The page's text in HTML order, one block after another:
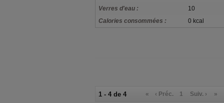
Verres d'eau :
10
Calories consommées :
0 kcal
1 - 4 de 4 « ‹ Préc. 1 Suiv. › »